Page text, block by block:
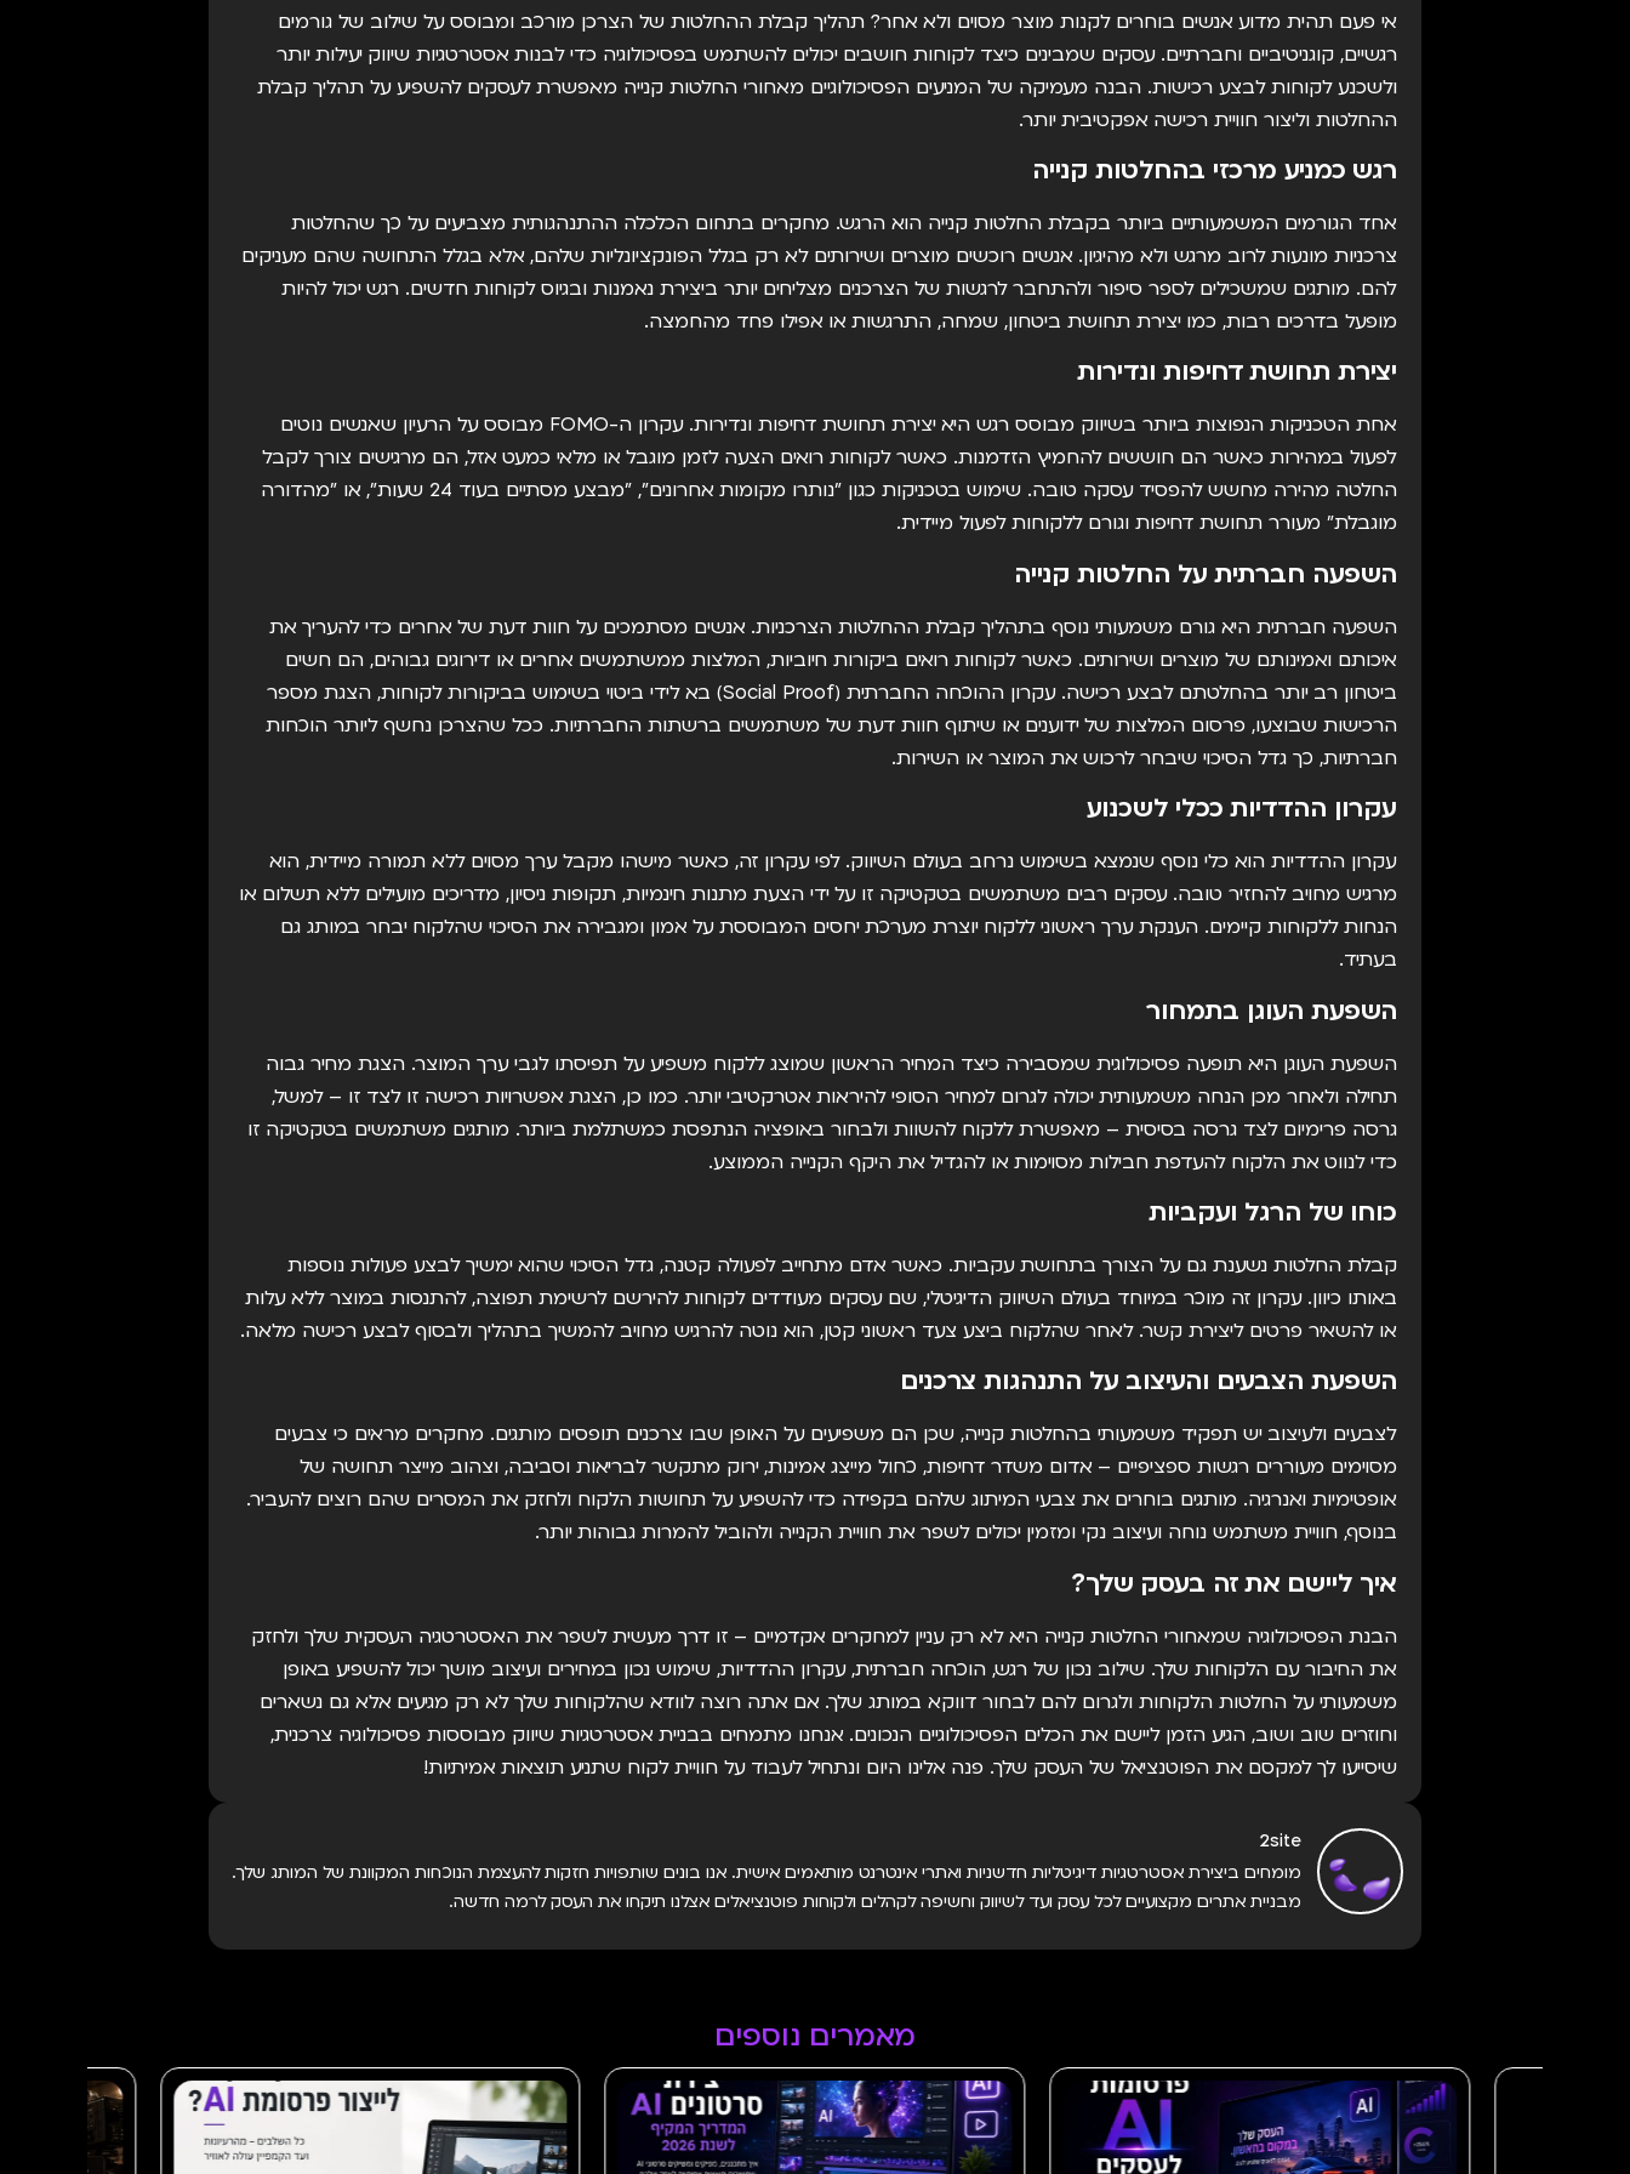
אי פעם תהית מדוע אנשים בוחרים לקנות מוצר מסוים ולא אחר? תהליך קבלת ההחלטות של הצרכן מורכב ומבוסס על שילוב של גורמים
רגשיים, קוגניטיביים וחברתיים. עסקים שמבינים כיצד לקוחות חושבים יכולים להשתמש בפסיכולוגיה כדי לבנות אסטרטגיות שיווק יעילות יותר
ולשכנע לקוחות לבצע רכישות. הבנה מעמיקה של המניעים הפסיכולוגיים מאחורי החלטות קנייה מאפשרת לעסקים להשפיע על תהליך קבלת
ההחלטות וליצור חוויית רכישה אפקטיבית יותר.
רגש כמניע מרכזי בהחלטות קנייה
אחד הגורמים המשמעותיים ביותר בקבלת החלטות קנייה הוא הרגש. מחקרים בתחום הכלכלה ההתנהגותית מצביעים על כך שהחלטות
צרכניות מונעות לרוב מרגש ולא מהיגיון. אנשים רוכשים מוצרים ושירותים לא רק בגלל הפונקציונליות שלהם, אלא בגלל התחושה שהם מעניקים
להם. מותגים שמשכילים לספר סיפור ולהתחבר לרגשות של הצרכנים מצליחים יותר ביצירת נאמנות ובגיוס לקוחות חדשים. רגש יכול להיות
מופעל בדרכים רבות, כמו יצירת תחושת ביטחון, שמחה, התרגשות או אפילו פחד מהחמצה.
יצירת תחושת דחיפות ונדירות
אחת הטכניקות הנפוצות ביותר בשיווק מבוסס רגש היא יצירת תחושת דחיפות ונדירות. עקרון ה-FOMO מבוסס על הרעיון שאנשים נוטים
לפעול במהירות כאשר הם חוששים להחמיץ הזדמנות. כאשר לקוחות רואים הצעה לזמן מוגבל או מלאי כמעט אזל, הם מרגישים צורך לקבל
החלטה מהירה מחשש להפסיד עסקה טובה. שימוש בטכניקות כגון "נותרו מקומות אחרונים", "מבצע מסתיים בעוד 24 שעות", או "מהדורה
מוגבלת" מעורר תחושת דחיפות וגורם ללקוחות לפעול מיידית.
השפעה חברתית על החלטות קנייה
השפעה חברתית היא גורם משמעותי נוסף בתהליך קבלת ההחלטות הצרכניות. אנשים מסתמכים על חוות דעת של אחרים כדי להעריך את
איכותם ואמינותם של מוצרים ושירותים. כאשר לקוחות רואים ביקורות חיוביות, המלצות ממשתמשים אחרים או דירוגים גבוהים, הם חשים
ביטחון רב יותר בהחלטתם לבצע רכישה. עקרון ההוכחה החברתית (Social Proof) בא לידי ביטוי בשימוש בביקורות לקוחות, הצגת מספר
הרכישות שבוצעו, פרסום המלצות של ידוענים או שיתוף חוות דעת של משתמשים ברשתות החברתיות. ככל שהצרכן נחשף ליותר הוכחות
חברתיות, כך גדל הסיכוי שיבחר לרכוש את המוצר או השירות.
עקרון ההדדיות ככלי לשכנוע
עקרון ההדדיות הוא כלי נוסף שנמצא בשימוש נרחב בעולם השיווק. לפי עקרון זה, כאשר מישהו מקבל ערך מסוים ללא תמורה מיידית, הוא
מרגיש מחויב להחזיר טובה. עסקים רבים משתמשים בטקטיקה זו על ידי הצעת מתנות חינמיות, תקופות ניסיון, מדריכים מועילים ללא תשלום או
הנחות ללקוחות קיימים. הענקת ערך ראשוני ללקוח יוצרת מערכת יחסים המבוססת על אמון ומגבירה את הסיכוי שהלקוח יבחר במותג גם
בעתיד.
השפעת העוגן בתמחור
השפעת העוגן היא תופעה פסיכולוגית שמסבירה כיצד המחיר הראשון שמוצג ללקוח משפיע על תפיסתו לגבי ערך המוצר. הצגת מחיר גבוה
תחילה ולאחר מכן הנחה משמעותית יכולה לגרום למחיר הסופי להיראות אטרקטיבי יותר. כמו כן, הצגת אפשרויות רכישה זו לצד זו – למשל,
גרסה פרימיום לצד גרסה בסיסית – מאפשרת ללקוח להשוות ולבחור באופציה הנתפסת כמשתלמת ביותר. מותגים משתמשים בטקטיקה זו
כדי לנווט את הלקוח להעדפת חבילות מסוימות או להגדיל את היקף הקנייה הממוצע.
כוחו של הרגל ועקביות
קבלת החלטות נשענת גם על הצורך בתחושת עקביות. כאשר אדם מתחייב לפעולה קטנה, גדל הסיכוי שהוא ימשיך לבצע פעולות נוספות
באותו כיוון. עקרון זה מוכר במיוחד בעולם השיווק הדיגיטלי, שם עסקים מעודדים לקוחות להירשם לרשימת תפוצה, להתנסות במוצר ללא עלות
או להשאיר פרטים ליצירת קשר. לאחר שהלקוח ביצע צעד ראשוני קטן, הוא נוטה להרגיש מחויב להמשיך בתהליך ולבסוף לבצע רכישה מלאה.
השפעת הצבעים והעיצוב על התנהגות צרכנים
לצבעים ולעיצוב יש תפקיד משמעותי בהחלטות קנייה, שכן הם משפיעים על האופן שבו צרכנים תופסים מותגים. מחקרים מראים כי צבעים
מסוימים מעוררים רגשות ספציפיים – אדום משדר דחיפות, כחול מייצג אמינות, ירוק מתקשר לבריאות וסביבה, וצהוב מייצר תחושה של
אופטימיות ואנרגיה. מותגים בוחרים את צבעי המיתוג שלהם בקפידה כדי להשפיע על תחושות הלקוח ולחזק את המסרים שהם רוצים להעביר.
בנוסף, חוויית משתמש נוחה ועיצוב נקי ומזמין יכולים לשפר את חוויית הקנייה ולהוביל להמרות גבוהות יותר.
איך ליישם את זה בעסק שלך?
הבנת הפסיכולוגיה שמאחורי החלטות קנייה היא לא רק עניין למחקרים אקדמיים – זו דרך מעשית לשפר את האסטרטגיה העסקית שלך ולחזק
את החיבור עם הלקוחות שלך. שילוב נכון של רגש, הוכחה חברתית, עקרון ההדדיות, שימוש נכון במחירים ועיצוב מושך יכול להשפיע באופן
משמעותי על החלטות הלקוחות ולגרום להם לבחור דווקא במותג שלך. אם אתה רוצה לוודא שהלקוחות שלך לא רק מגיעים אלא גם נשארים
וחוזרים שוב ושוב, הגיע הזמן ליישם את הכלים הפסיכולוגיים הנכונים. אנחנו מתמחים בבניית אסטרטגיות שיווק מבוססות פסיכולוגיה צרכנית,
שיסייעו לך למקסם את הפוטנציאל של העסק שלך. פנה אלינו היום ונתחיל לעבוד על חוויית לקוח שתניע תוצאות אמיתיות!
2site
מומחים ביצירת אסטרטגיות דיגיטליות חדשניות ואתרי אינטרנט מותאמים אישית. אנו בונים שותפויות חזקות להעצמת הנוכחות המקוונת של המותג שלך.
מבניית אתרים מקצועיים לכל עסק ועד לשיווק וחשיפה לקהלים ולקוחות פוטנציאלים אצלנו תיקחו את העסק לרמה חדשה.
מאמרים נוספים